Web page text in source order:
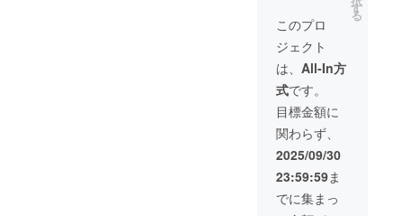
させて
いただ
きます
・活動
レポー
ト掲載
期間：
販売開
始から
随時 ・
ブログ
掲載期
間：
2025年
文字数
は全角
で8文字
までで
お願い
いたし
ます ロ
ゴ等の
画像を
掲載さ
れたい
場合は
幅4：高
さ1の比
す
る
このプロ
ジェクト
は、 All-In方
式です。
目標金額に
関わらず、
2025/09/30
23:59:59ま
でに集まっ